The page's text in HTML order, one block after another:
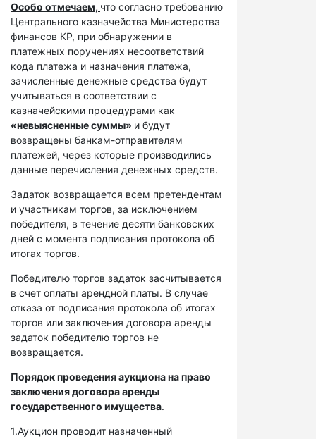
Особо отмечаем, что согласно требованию
Центрального казначейства Министерства
финансов КР, при обнаружении в
платежных поручениях несоответствий
кода платежа и назначения платежа,
зачисленные денежные средства будут
учитываться в соответствии с
казначейскими процедурами как
«невыясненные суммы» и будут
возвращены банкам-отправителям
платежей, через которые производились
данные перечисления денежных средств.
Задаток возвращается всем претендентам
и участникам торгов, за исключением
победителя, в течение десяти банковских
дней с момента подписания протокола об
итогах торгов.
Победителю торгов задаток засчитывается
в счет оплаты арендной платы. В случае
отказа от подписания протокола об итогах
торгов или заключения договора аренды
задаток победителю торгов не
возвращается.
Порядок проведения аукциона на право
заключения договора аренды
государственного имущества.
1.Аукцион проводит назначенный